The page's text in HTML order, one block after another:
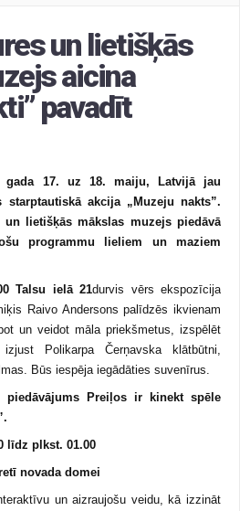
un lietišķās
aicina
pavadīt
gada 17. uz 18. maiju, Latvijā jau
starptautiskā akcija „ Muzeju nakts”.
un lietišķās mākslas muzejs piedāvā
programmu lieliem un maziem
Talsu ielā 21durvis vērs ekspozīcija
Raivo Andersons palīdzēs ikvienam
un veidot māla priekšmetus, izspēlēt
Polikarpa Čerņavska klātbūtni,
Būs iespēja iegādāties suvenīrus.
piedāvājums Preiļos ir kinekt spēle
līdz plkst. 01.00
novada domei
un aizraujošu veidu, kā izzināt